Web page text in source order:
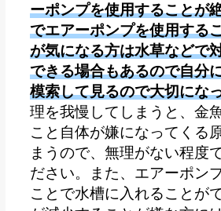
ーポンプを使用することが
でエアーポンプを使用する
が気になる方は水草などで
できる場合もあるので自分
模索して見るので大切にな
理を我慢してしまうと、金
こと自体が嫌になってくる
まうので、無理がない程度
ださい。また、エアーポン
ことで水槽に入れることが